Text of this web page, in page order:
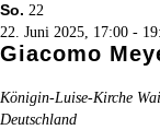
So. 22
22. Juni 2025, 17:00 -
Giacomo
Königin-Luise-Kirche
Deutschland